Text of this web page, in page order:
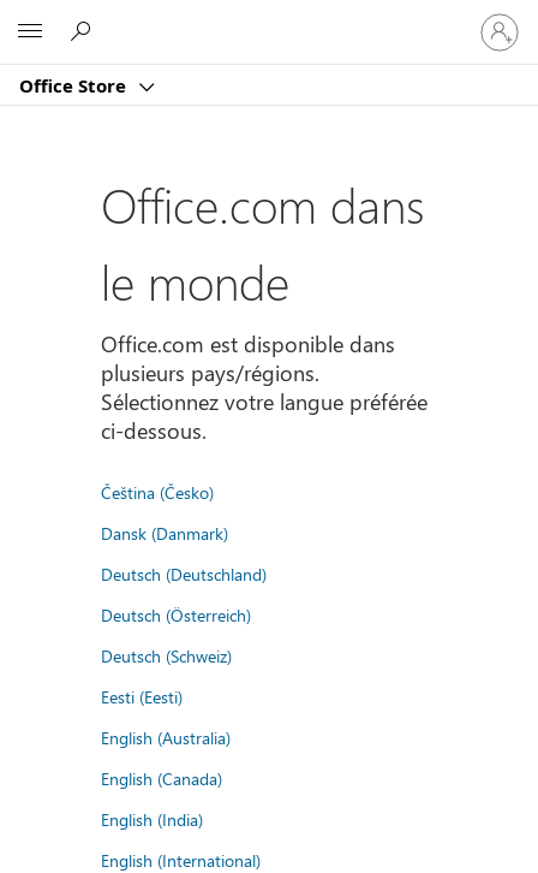
Office Store
vous
à
compte
Office.com dans
le monde
Office.com est disponible dans
plusieurs pays/régions.
Sélectionnez votre langue préférée
ci-dessous.
Čeština (Česko)
Dansk (Danmark)
Deutsch (Deutschland)
Deutsch (Österreich)
Deutsch (Schweiz)
Eesti (Eesti)
English (Australia)
English (Canada)
English (India)
English (International)